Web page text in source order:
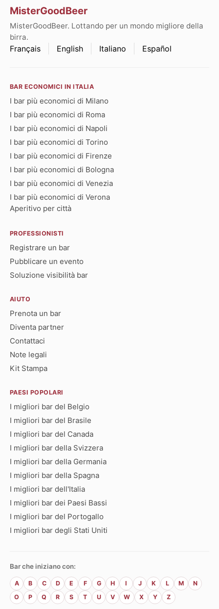
MisterGoodBeer
MisterGoodBeer. Lottando per un mondo migliore della
birra.
Français English Italiano Español
BAR ECONOMICI IN ITALIA
I bar più economici di Milano
I bar più economici di Roma
I bar più economici di Napoli
I bar più economici di Torino
I bar più economici di Firenze
I bar più economici di Bologna
I bar più economici di Venezia
I bar più economici di Verona
Aperitivo per città
PROFESSIONISTI
Registrare un bar
Pubblicare un evento
Soluzione visibilità bar
AIUTO
Prenota un bar
Diventa partner
Contattaci
Note legali
Kit Stampa
PAESI POPOLARI
I migliori bar del Belgio
I migliori bar del Brasile
I migliori bar del Canada
I migliori bar della Svizzera
I migliori bar della Germania
I migliori bar della Spagna
I migliori bar dell'Italia
I migliori bar dei Paesi Bassi
I migliori bar del Portogallo
I migliori bar degli Stati Uniti
Bar che iniziano con:
A B C D E F G H I J K L M
N
O
P Q R S T U V W X Y Z